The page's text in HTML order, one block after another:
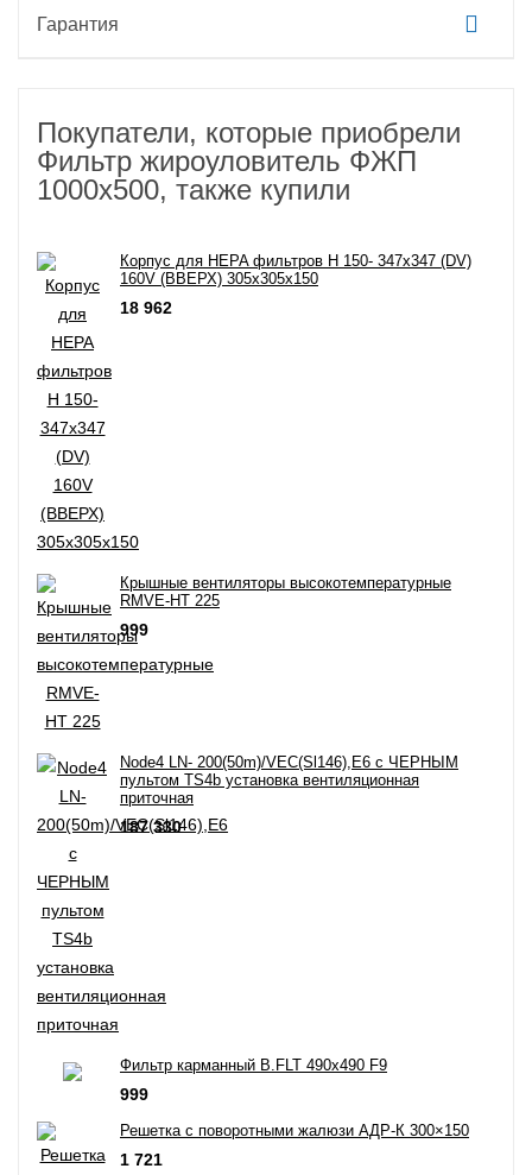
Гарантия
Покупатели, которые приобрели
Фильтр жироуловитель ФЖП
1000х500, также купили
Корпус для HEPA фильтров H 150- 347х347 (DV)
160V (ВВЕРХ) 305х305х150
18 962
Крышные вентиляторы высокотемпературные
RMVE-HT 225
999
Node4 LN- 200(50m)/VEC(Sl146),E6 с ЧЕРНЫМ
пультом TS4b установка вентиляционная
приточная
187 330
Фильтр карманный B.FLT 490x490 F9
999
Решетка с поворотными жалюзи АДР-К 300×150
1 721